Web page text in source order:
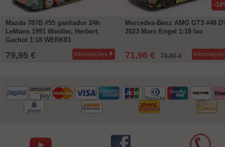
Mazda 787B #55 ganhador 24h
LeMans 1991 Weidler, Herbert,
Gachot 1:18 WERK83
79,95 € Informações
-
Mercedes-Benz AMG GT3 #48
2023 Maro Engel 1:18 Ixo
71,96 € 79,95 €